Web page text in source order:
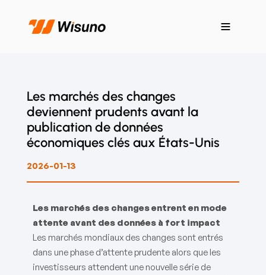
Les marchés des changes
deviennent prudents avant la
publication de données
économiques clés aux États-Unis
2026-01-13
Les marchés des changes entrent en mode
attente avant des données à fort impact
Les marchés mondiaux des changes sont entrés
dans une phase d’attente prudente alors que les
investisseurs attendent une nouvelle série de